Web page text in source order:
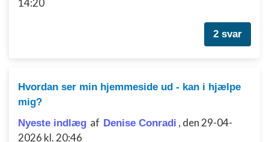
14:20
2 svar
Hvordan ser min hjemmeside ud - kan i hjælpe
mig?
Nyeste indlæg af Denise Conradi , den 29-04-
2026 kl. 20:46
Bruge begrænsede oplysninger til at vælge
Identificere enheder baseret på aktivt
anmodede oplysninger
Ikke-IAB-behandlingsformål:
Nødvendig